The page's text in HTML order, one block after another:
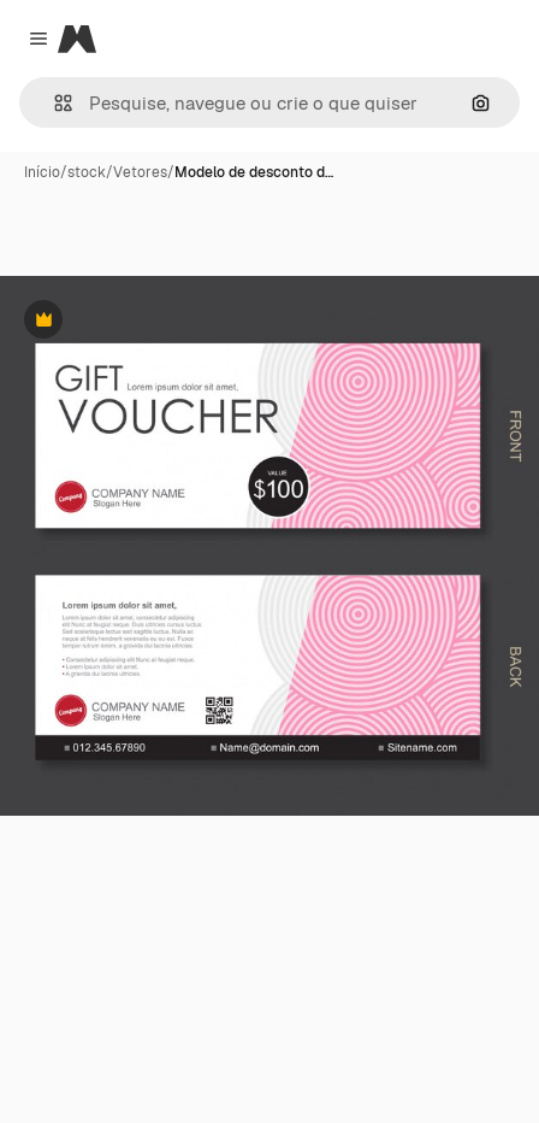
Close menu
Magnific
Início/stock/Vetores/Modelo de desconto d…
Premium